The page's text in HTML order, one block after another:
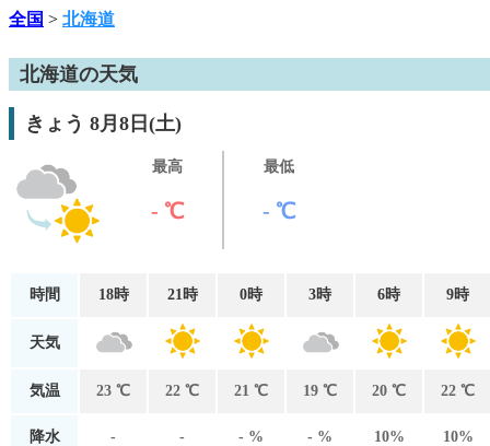
全国 > 北海道
北海道の天気
きょう 8月8日(土)
最高
- ℃
最低
- ℃
時間 18時 21時 0時 3時 6時 9時
天気
気温 23 ℃ 22 ℃ 21 ℃ 19 ℃ 20 ℃ 22 ℃
降水 - - - % - % 10% 10%